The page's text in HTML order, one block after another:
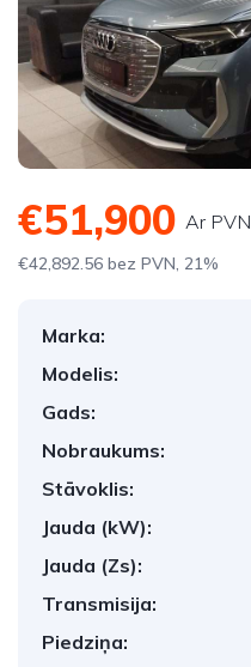
€51,900 Ar PVN
€42,892.56 bez PVN, 21%
Marka:
Modelis:
Gads:
Nobraukums:
Stāvoklis:
Jauda (kW):
Jauda (Zs):
Transmisija:
Piedziņa: